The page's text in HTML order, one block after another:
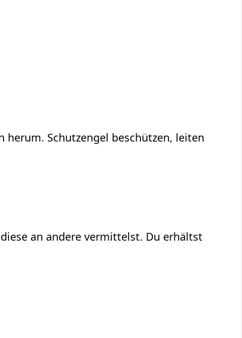
herum. Schutzengel beschützen, leiten
an andere vermittelst. Du erhältst